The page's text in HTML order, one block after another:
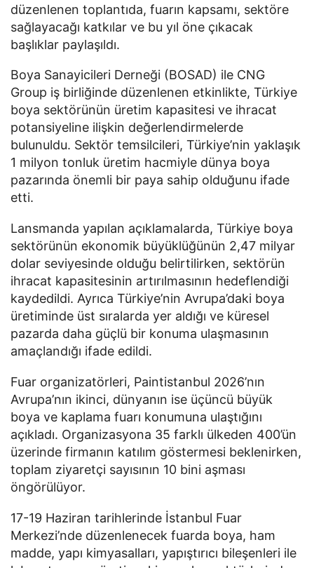
düzenlenen toplantıda, fuarın kapsamı, sektöre
sağlayacağı katkılar ve bu yıl öne çıkacak
başlıklar paylaşıldı.
Boya Sanayicileri Derneği (BOSAD) ile CNG
Group iş birliğinde düzenlenen etkinlikte, Türkiye
boya sektörünün üretim kapasitesi ve ihracat
potansiyeline ilişkin değerlendirmelerde
bulunuldu. Sektör temsilcileri, Türkiye’nin yaklaşık
1 milyon tonluk üretim hacmiyle dünya boya
pazarında önemli bir paya sahip olduğunu ifade
etti.
Lansmanda yapılan açıklamalarda, Türkiye boya
sektörünün ekonomik büyüklüğünün 2,47 milyar
dolar seviyesinde olduğu belirtilirken, sektörün
ihracat kapasitesinin artırılmasının hedeflendiği
kaydedildi. Ayrıca Türkiye’nin Avrupa’daki boya
üretiminde üst sıralarda yer aldığı ve küresel
pazarda daha güçlü bir konuma ulaşmasının
amaçlandığı ifade edildi.
Fuar organizatörleri, Paintistanbul 2026’nın
Avrupa’nın ikinci, dünyanın ise üçüncü büyük
boya ve kaplama fuarı konumuna ulaştığını
açıkladı. Organizasyona 35 farklı ülkeden 400’ün
üzerinde firmanın katılım göstermesi beklenirken,
toplam ziyaretçi sayısının 10 bini aşması
öngörülüyor.
17-19 Haziran tarihlerinde İstanbul Fuar
Merkezi’nde düzenlenecek fuarda boya, ham
madde, yapı kimyasalları, yapıştırıcı bileşenleri ile